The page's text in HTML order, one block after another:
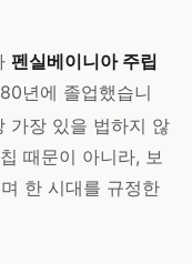
펜실베이니아 주립
년에 졸업했습니
가장 있을 법하지 않
때문이 아니라, 보
한 시대를 규정한